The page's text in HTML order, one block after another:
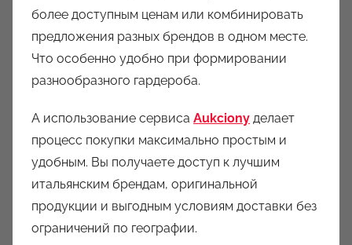
более доступным ценам или комбинировать
предложения разных брендов в одном месте.
Что особенно удобно при формировании
разнообразного гардероба.
А использование сервиса Aukciony делает
процесс покупки максимально простым и
удобным. Вы получаете доступ к лучшим
итальянским брендам, оригинальной
продукции и выгодным условиям доставки без
ограничений по географии.